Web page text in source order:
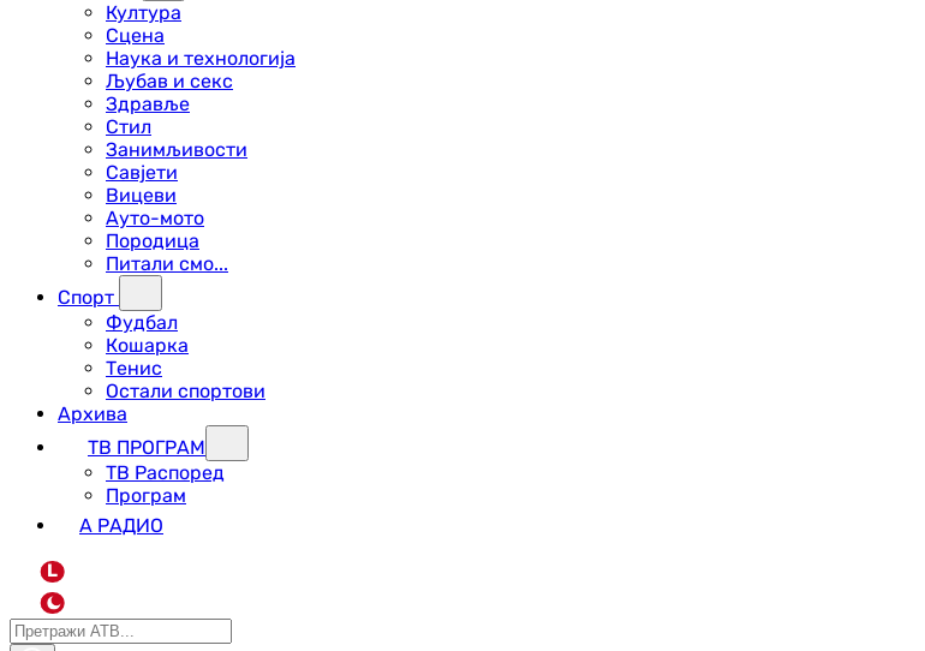
Култура
Сцена
Наука и технологија
Љубав и секс
Здравље
Стил
Занимљивости
Савјети
Вицеви
Ауто-мото
Породица
Питали смо...
Спорт
Фудбал
Кошарка
Тенис
Остали спортови
Архива
ТВ ПРОГРАМ
ТВ Распоред
Програм
А РАДИО
L